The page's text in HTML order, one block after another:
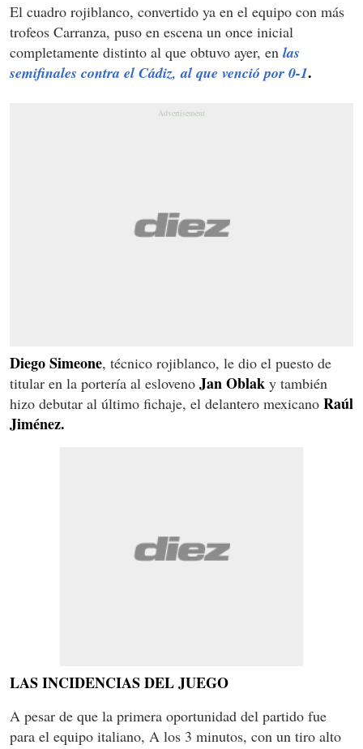
El cuadro rojiblanco, convertido ya en el equipo con más
trofeos Carranza, puso en escena un once inicial
completamente distinto al que obtuvo ayer, en las
semifinales contra el Cádiz, al que venció por 0-1.
Diego Simeone, técnico rojiblanco, le dio el puesto de
titular en la portería al esloveno Jan Oblak y también
hizo debutar al último fichaje, el delantero mexicano Raúl
Jiménez.
LAS INCIDENCIAS DEL JUEGO
A pesar de que la primera oportunidad del partido fue
para el equipo italiano, A los 3 minutos, con un tiro alto